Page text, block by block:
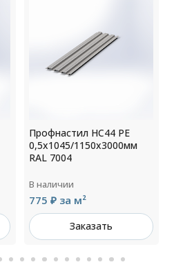
Профнастил НС44 РЕ
0,5х1045/1150х3000мм
RAL 7004
В наличии
775 ₽ за м²
Заказать